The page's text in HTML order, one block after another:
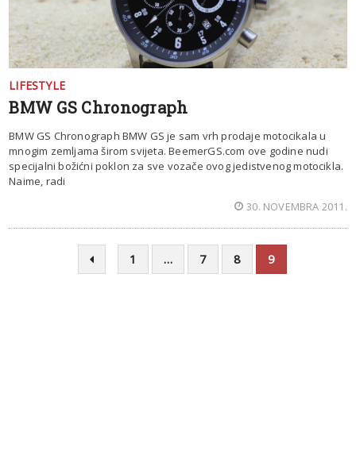
LIFESTYLE
BMW GS Chronograph
BMW GS Chronograph BMW GS je sam vrh prodaje motocikala u
mnogim zemljama širom svijeta. BeemerGS.com ove godine nudi
specijalni božićni poklon za sve vozače ovog jedistvenog motocikla.
Naime, radi
30. NOVEMBRA 2011.
1 … 7 8 9